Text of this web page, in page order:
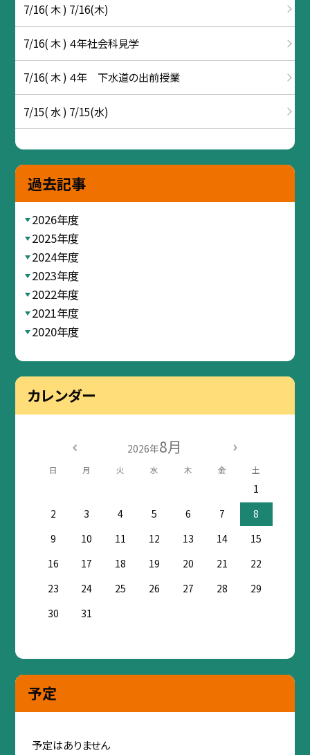
7/16( 木 ) 7/16(木)
7/16( 木 ) ４年社会科見学
7/16( 木 ) ４年 下水道の出前授業
7/15( 水 ) 7/15(水)
過去記事
2026年度
2025年度
2024年度
2023年度
2022年度
2021年度
2020年度
カレンダー
2026年8月
日 月 火 水 木 金 土
1
2
3 4 5 6 7
8
9
10 11 12 13 14
15
16
17 18 19 20 21
22
23
24 25 26 27 28
29
30
31
予定
予定はありません